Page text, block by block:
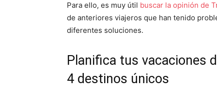
Para ello, es muy útil buscar la opinión de
de anteriores viajeros que han tenido
diferentes soluciones.
Planifica tus vacaciones
4 destinos únicos